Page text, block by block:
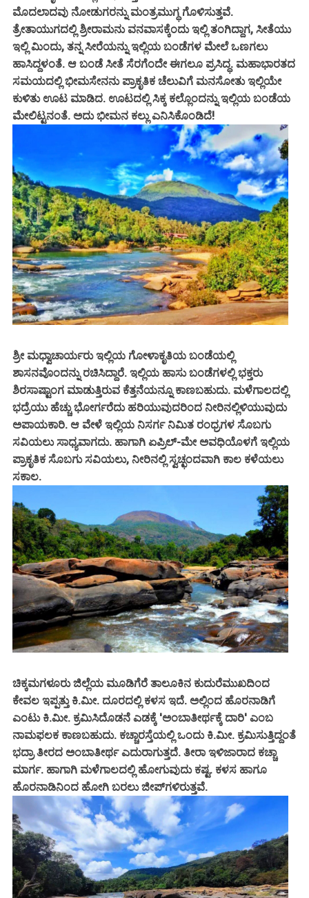
ಮೊದಲಾದವು ನೋಡುಗರನ್ನು ಮಂತ್ರಮುಗ್ಧ ಗೊಳಿಸುತ್ತವೆ.
ತ್ರೇತಾಯುಗದಲ್ಲಿ ಶ್ರೀರಾಮನು ವನವಾಸಕ್ಕೆಂದು ಇಲ್ಲಿ ತಂಗಿದ್ದಾಗ, ಸೀತೆಯು
ಇಲ್ಲಿ ಮಿಂದು, ತನ್ನ ಸೀರೆಯನ್ನು ಇಲ್ಲಿಯ ಬಂಡೆಗಳ ಮೇಲೆ ಒಣಗಲು
ಹಾಸಿದ್ದಳಂತೆ. ಆ ಬಂಡೆ ಸೀತೆ ಸೆರಗೆಂದೇ ಈಗಲೂ ಪ್ರಸಿದ್ಧ. ಮಹಾಭಾರತದ
ಸಮಯದಲ್ಲಿ ಭೀಮಸೇನನು ಪ್ರಾಕೃತಿಕ ಚೆಲುವಿಗೆ ಮನಸೋತು ಇಲ್ಲಿಯೇ
ಕುಳಿತು ಊಟ ಮಾಡಿದ. ಊಟದಲ್ಲಿ ಸಿಕ್ಕ ಕಲ್ಲೊಂದನ್ನು ಇಲ್ಲಿಯ ಬಂಡೆಯ
ಮೇಲಿಟ್ಟನಂತೆ. ಅದು ಭೀಮನ ಕಲ್ಲು ಎನಿಸಿಕೊಂಡಿದೆ!
ಶ್ರೀ ಮಧ್ವಾಚಾರ್ಯರು ಇಲ್ಲಿಯ ಗೋಳಾಕೃತಿಯ ಬಂಡೆಯಲ್ಲಿ
ಶಾಸನವೊಂದನ್ನು ರಚಿಸಿದ್ದಾರೆ. ಇಲ್ಲಿಯ ಹಾಸು ಬಂಡೆಗಳಲ್ಲಿ ಭಕ್ತರು
ಶಿರಸಾಷ್ಟಾಂಗ ಮಾಡುತ್ತಿರುವ ಕೆತ್ತನೆಯನ್ನೂ ಕಾಣಬಹುದು. ಮಳೆಗಾಲದಲ್ಲಿ
ಭದ್ರೆಯು ಹೆಚ್ಚು ಭೋರ್ಗರೆದು ಹರಿಯುವುದರಿಂದ ನೀರಿನಲ್ಲಿಳಿಯುವುದು
ಅಪಾಯಕಾರಿ. ಆ ವೇಳೆ ಇಲ್ಲಿಯ ನಿಸರ್ಗ ನಿಮಿತ ರಂಧ್ರಗಳ ಸೊಬಗು
ಸವಿಯಲು ಸಾಧ್ಯವಾಗದು. ಹಾಗಾಗಿ ಏಪ್ರಿಲ್-ಮೇ ಅವಧಿಯೊಳಗೆ ಇಲ್ಲಿಯ
ಪ್ರಾಕೃತಿಕ ಸೊಬಗು ಸವಿಯಲು, ನೀರಿನಲ್ಲಿ ಸ್ವಚ್ಛಂದವಾಗಿ ಕಾಲ ಕಳೆಯಲು
ಸಕಾಲ.
ಚಿಕ್ಕಮಗಳೂರು ಜಿಲ್ಲೆಯ ಮೂಡಿಗೆರೆ ತಾಲೂಕಿನ ಕುದುರೆಮುಖದಿಂದ
ಕೇವಲ ಇಪ್ಪತ್ತು ಕಿ.ಮೀ. ದೂರದಲ್ಲಿ ಕಳಸ ಇದೆ. ಅಲ್ಲಿಂದ ಹೊರನಾಡಿಗೆ
ಎಂಟು ಕಿ.ಮೀ. ಕ್ರಮಿಸಿದೊಡನೆ ಎಡಕ್ಕೆ 'ಅಂಬಾತೀರ್ಥಕ್ಕೆ ದಾರಿ' ಎಂಬ
ನಾಮಫಲಕ ಕಾಣಬಹುದು. ಕಚ್ಚಾರಸ್ತೆಯಲ್ಲಿ ಒಂದು ಕಿ.ಮೀ. ಕ್ರಮಿಸುತ್ತಿದ್ದಂತೆ
ಭದ್ರಾ ತೀರದ ಅಂಬಾತೀರ್ಥ ಎದುರಾಗುತ್ತದೆ. ತೀರಾ ಇಳಿಜಾರಾದ ಕಚ್ಚಾ
ಮಾರ್ಗ. ಹಾಗಾಗಿ ಮಳೆಗಾಲದಲ್ಲಿ ಹೋಗುವುದು ಕಷ್ಟ. ಕಳಸ ಹಾಗೂ
ಹೊರನಾಡಿನಿಂದ ಹೋಗಿ ಬರಲು ಜೀಪ್‌ಗಳಿರುತ್ತವೆ.